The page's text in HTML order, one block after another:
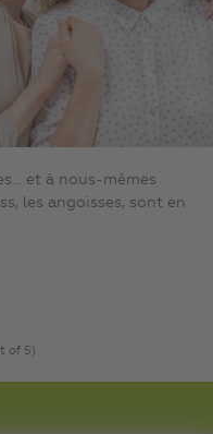
et à nous-mêmes
les angoisses, sont en
of 5)